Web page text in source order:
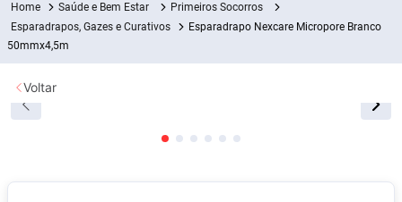
Saúde e Bem Estar
Primeiros Socorros
Esparadrapos, Gazes e Curativos
Esparadrapo Nexcare Micropore Branco
50mmx4,5m
Voltar
Termos mais buscados
1º